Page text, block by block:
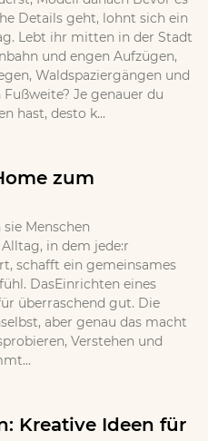
Details geht, lohnt sich ein
Lebt ihr mitten in der Stadt
und engen Aufzügen,
Waldspaziergängen und
Je genauer du
hast, desto k...
zum
Menschen
in dem jede:r
schafft ein gemeinsames
DasEinrichten eines
überraschend gut. Die
aber genau das macht
Verstehen und
Kreative Ideen für